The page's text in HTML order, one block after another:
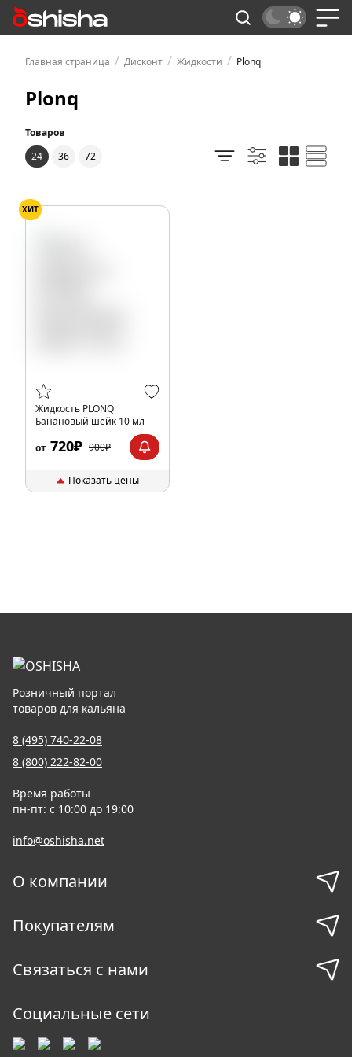
Главная страница / Дисконт / Жидкости / Plonq
Plonq
Товаров
24
36 72
ХИТ
Жидкость PLONQ
Банановый шейк 10 мл
от 720₽ 900₽
Показать цены
Розничный портал
товаров для кальяна
8 (495) 740-22-08
8 (800) 222-82-00
Время работы
пн-пт: с 10:00 до 19:00
info@oshisha.net
О компании
Покупателям
Связаться с нами
Социальные сети